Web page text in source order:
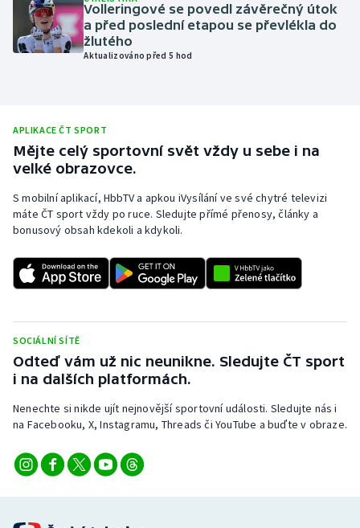
Plážový volejbal
Short track
Sportovní střelba
Stolní tenis
Triatlon
Veslování
Vodní slalom
Volejbal
Volleringové se povedl závěrečný útok
a před poslední etapou se převlékla do
žlutého
Aktualizováno před 5 hod
APLIKACE ČT SPORT
Mějte celý sportovní svět vždy u sebe i na
velké obrazovce.
S mobilní aplikací, HbbTV a apkou iVysílání ve své chytré televizi
máte ČT sport vždy po ruce. Sledujte přímé přenosy, články a
bonusový obsah kdekoli a kdykoli.
SOCIÁLNÍ SÍTĚ
Odteď vám už nic neunikne. Sledujte ČT sport
i na dalších platformách.
Nenechte si nikde ujít nejnovější sportovní události. Sledujte nás i
na Facebooku, X, Instagramu, Threads či YouTube a buďte v obraze.